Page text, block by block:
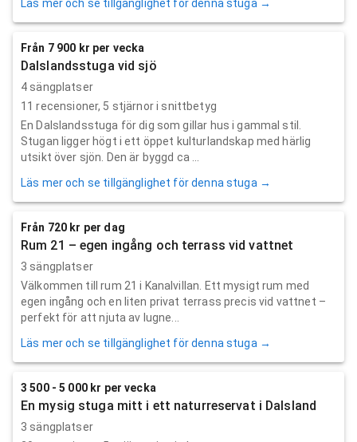
Läs mer och se tillgänglighet för denna stuga →
Från 7 900 kr per vecka
Dalslandsstuga vid sjö
4 sängplatser
11 recensioner, 5 stjärnor i snittbetyg
En Dalslandsstuga för dig som gillar hus i gammal stil.
Stugan ligger högt i ett öppet kulturlandskap med härlig
utsikt över sjön. Den är byggd ca ...
Läs mer och se tillgänglighet för denna stuga →
Från 720 kr per dag
Rum 21 – egen ingång och terrass vid vattnet
3 sängplatser
Välkommen till rum 21 i Kanalvillan. Ett mysigt rum med
egen ingång och en liten privat terrass precis vid vattnet –
perfekt för att njuta av lugne...
Läs mer och se tillgänglighet för denna stuga →
3 500 - 5 000 kr per vecka
En mysig stuga mitt i ett naturreservat i Dalsland
3 sängplatser